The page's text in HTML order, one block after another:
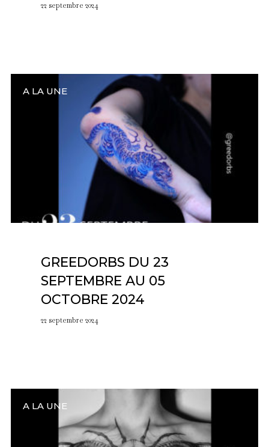
22 septembre 2024
A LA UNE
GREEDORBS DU 23
SEPTEMBRE AU 05
OCTOBRE 2024
22 septembre 2024
A LA UNE